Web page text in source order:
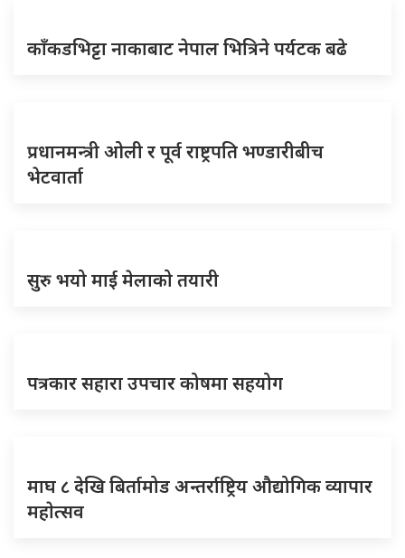
काँकडभिट्टा नाकाबाट नेपाल भित्रिने पर्यटक बढे
प्रधानमन्त्री ओली र पूर्व राष्ट्रपति भण्डारीबीच
भेटवार्ता
सुरु भयो माई मेलाको तयारी
पत्रकार सहारा उपचार कोषमा सहयोग
माघ ८ देखि बिर्तामोड अन्तर्राष्ट्रिय औद्योगिक व्यापार
महाेत्सव